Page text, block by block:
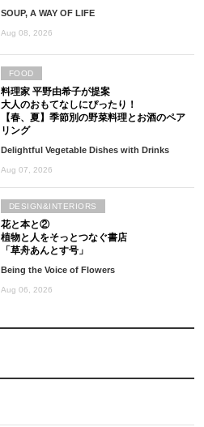
SOUP, A WAY OF LIFE
Aug 08, 2026
料理家 平野由希子が提案
大人のおもてなしにぴったり！
【春、夏】季節別の野菜料理とお酒のペア
リング
Delightful Vegetable Dishes with Drinks
Aug 07, 2026
FOOD
花と本と②
植物と人をそっとつなぐ書店
「草舟あんとす号」
Being the Voice of Flowers
Aug 06, 2026
DESIGN&INTERIORS